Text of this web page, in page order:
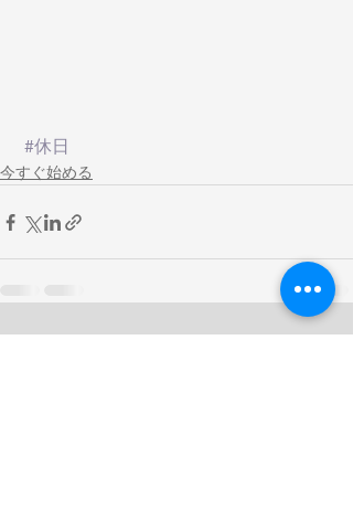
#休日
今すぐ始める